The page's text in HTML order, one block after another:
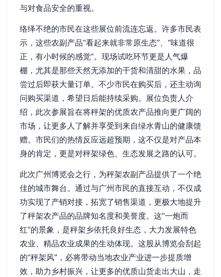
与对食品安全的重视。
络绎不绝的市民在这些展位前流连忘返。许多市民表
示，这些农副产品“看起来就非常原生态”、“味道很
正，有小时候的感觉”。现场试吃环节更是人气爆
棚，尤其是那些天然无添加的干货和清甜的水果，品
尝过后即获大量订单。不少市民在购买后，还主动询
问购买渠道，希望日后能持续采购。展位负责人介
绍，此次参展旨在将秤架的优质农产品推向更广阔的
市场，让更多人了解并享受到来自绿水青山的健康馈
赠。市民们的热情反应远超预期，这不仅是对产品本
身的肯定，更是对秤架绿色、生态发展之路的认可。
此次广州博览会之行，为秤架农副产品提供了一个绝
佳的城市舞台。通过与广州市民的直接互动，不仅成
功实现了产销对接，拓宽了销售渠道，更极大地提升
了秤架农产品的品牌知名度和美誉度。这“一炮而
红”的景象，是秤架乡依托良好生态，大力发展特色
农业、精品农业成果的生动体现。这股从博览会刮起
的“秤架风”，必将带动当地农业产业进一步提质增
效，助力乡村振兴，让更多的优质山货走出大山，走